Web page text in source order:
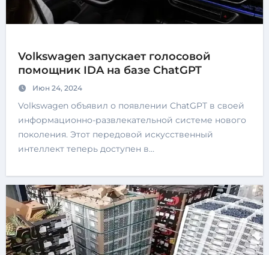
Volkswagen запускает голосовой
помощник IDA на базе ChatGPT
Июн 24, 2024
Volkswagen объявил о появлении ChatGPT в своей
информационно-развлекательной системе нового
поколения. Этот передовой искусственный
интеллект теперь доступен в…